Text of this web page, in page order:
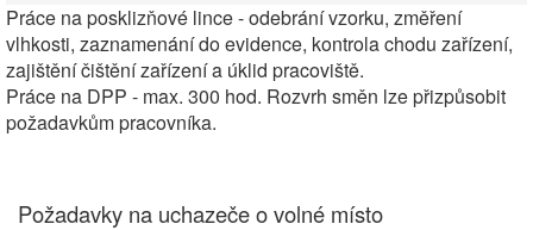
Práce na posklizňové lince - odebrání vzorku, změření
vlhkosti, zaznamenání do evidence, kontrola chodu zařízení,
zajištění čištění zařízení a úklid pracoviště.
Práce na DPP - max. 300 hod. Rozvrh směn lze přizpůsobit
požadavkům pracovníka.
Požadavky na uchazeče o volné místo